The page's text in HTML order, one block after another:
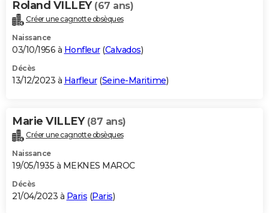
Roland VILLEY (67 ans)
Créer une cagnotte obsèques
Naissance
03/10/1956 à Honfleur(Calvados)
Décès
13/12/2023 à Harfleur(Seine-Maritime)
Marie VILLEY (87 ans)
Créer une cagnotte obsèques
Naissance
19/05/1935 à MEKNES MAROC
Décès
21/04/2023 à Paris (Paris)